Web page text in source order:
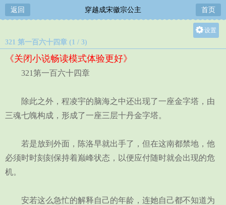
返回 穿越成宋徽宗公主 首页
设置
321 第一百六十四章 (1 / 3)
《关闭小说畅读模式体验更好》
321第一百六十四章
除此之外，程凌宇的脑海之中还出现了一座金字塔，由
三魂七魄构成，形成了一座三层十丹金字塔。
若是放到外面，陈洛早就出手了，但在这南都禁地，他
必须时时刻刻保持着巅峰状态，以便应付随时就会出现的危
机。
安若这么急忙的解释自己的年龄，连她自己都不知道为